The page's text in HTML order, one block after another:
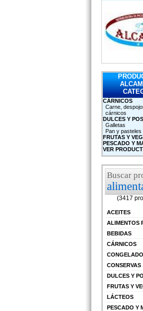
CÁRNICOS
Carne,
cárnicos
DULCES Y
Galletas
Pan y pasteles
FRUTAS Y
PESCADO Y
VER
Buscar
(3417
ACEITES
ALIMENTOS
BEBIDAS
CÁRNICOS
CONSERVAS
DULCES Y
FRUTAS Y
LÁCTEOS
PESCADO Y